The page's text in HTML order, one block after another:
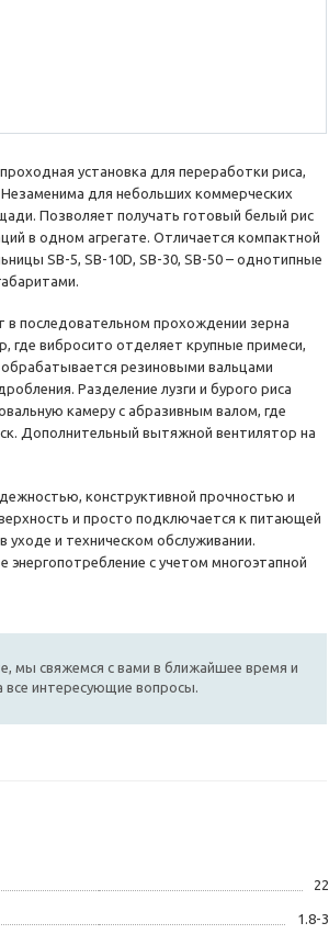
установка для переработки риса,
для небольших коммерческих
Позволяет получать готовый белый рис
в одном агрегате. Отличается компактной
SB-5, SB-10D, SB-30, SB-50 – однотипные
в последовательном прохождении зерна
где вибросито отделяет крупные примеси,
резиновыми вальцами
Разделение лузги и бурого риса
камеру с абразивным валом, где
Дополнительный вытяжной вентилятор на
конструктивной прочностью и
и просто подключается к питающей
и техническом обслуживании.
с учетом многоэтапной
мы свяжемся с вами в ближайшее время и
все интересующие вопросы.
22
1.8-3